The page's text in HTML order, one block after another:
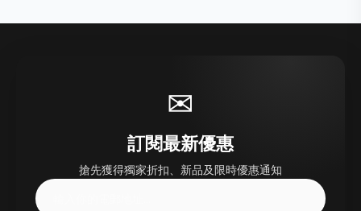
✉
訂閱最新優惠
搶先獲得獨家折扣、新品及限時優惠通知